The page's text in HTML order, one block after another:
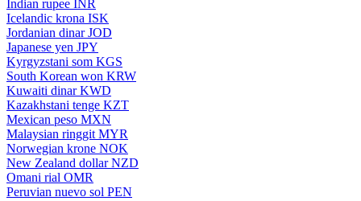
Indian rupee INR
Icelandic krona ISK
Jordanian dinar JOD
Japanese yen JPY
Kyrgyzstani som KGS
South Korean won KRW
Kuwaiti dinar KWD
Kazakhstani tenge KZT
Mexican peso MXN
Malaysian ringgit MYR
Norwegian krone NOK
New Zealand dollar NZD
Omani rial OMR
Peruvian nuevo sol PEN